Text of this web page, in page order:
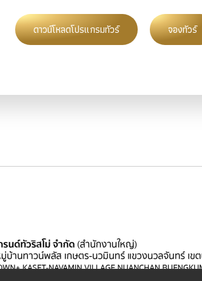
ดาวน์โหลดโปรแกรมทัวร์ จองทัวร์